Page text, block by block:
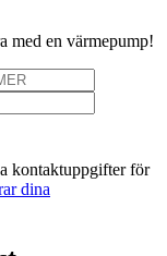
med en värmepump!
kontaktuppgifter för
dina